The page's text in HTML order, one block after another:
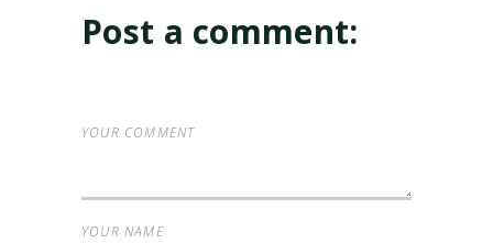
Post a comment: